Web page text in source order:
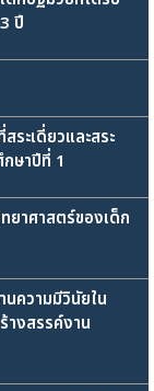
ปี
ระเดี่ยวและสระ
ษาปีที่ 1
ยาศาสตร์ของเด็ก
ความมีวินัยใน
างสรรค์งาน